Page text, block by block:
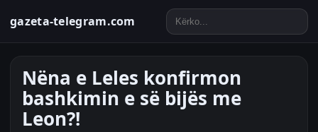
gazeta-telegram.com
Nëna e Leles konfirmon
bashkimin e së bijës me
Leon?!